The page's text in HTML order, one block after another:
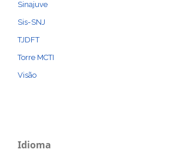
Sinajuve
Sis-SNJ
TJDFT
Torre MCTI
Visão
Idioma